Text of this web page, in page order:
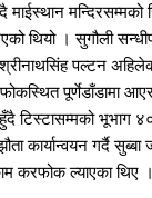
माईस्थान
थियो । सुगौली
श्रीनाथसिंह पल्टन
पूर्णेडाँडामा
हुँदै टिस्टासम्मको भूभाग
कार्यान्वयन गर्दै
करफोक ल्याएका थिए ।